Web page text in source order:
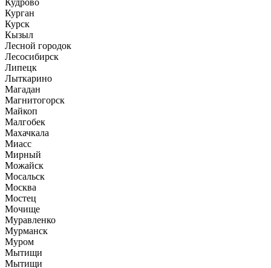
Курган
Курск
Кызыл
Лесной городок
Лесосибирск
Липецк
Лыткарино
Магадан
Магнитогорск
Майкоп
Малгобек
Махачкала
Миасс
Мирный
Можайск
Мосальск
Москва
Мостец
Мочище
Муравленко
Мурманск
Муром
Мытищи
Мытищи